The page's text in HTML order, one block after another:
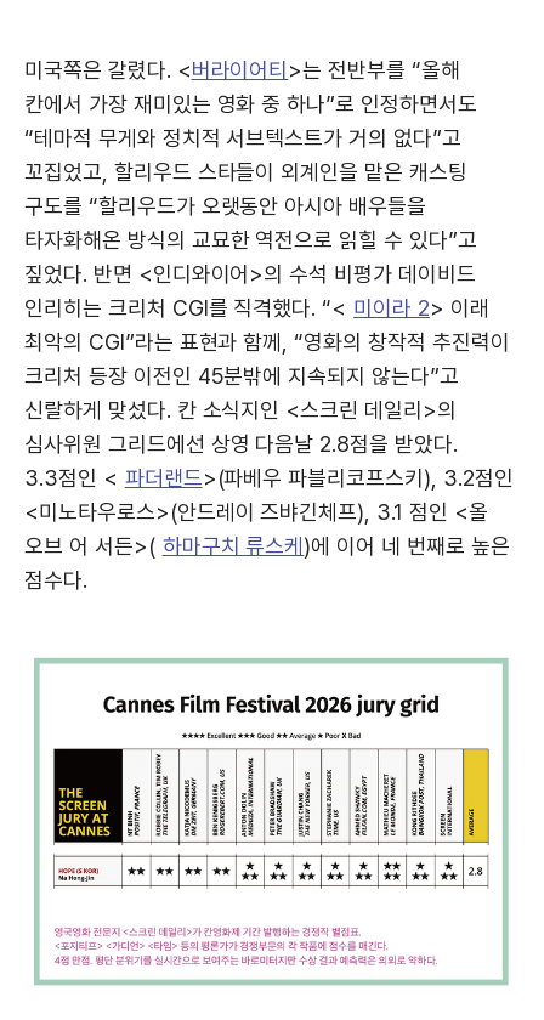
미국쪽은 갈렸다. <버라이어티 >는 전반부를 “올해
칸에서 가장 재미있는 영화 중 하나”로 인정하면서도
“테마적 무게와 정치적 서브텍스트가 거의 없다”고
꼬집었고, 할리우드 스타들이 외계인을 맡은 캐스팅
구도를 “할리우드가 오랫동안 아시아 배우들을
타자화해온 방식의 교묘한 역전으로 읽힐 수 있다”고
짚었다. 반면 <인디와이어>의 수석 비평가 데이비드
인리히는 크리처 CGI를 직격했다. “< 미이라 2> 이래
최악의 CGI”라는 표현과 함께, “영화의 창작적 추진력이
크리처 등장 이전인 45분밖에 지속되지 않는다”고
신랄하게 맞섰다. 칸 소식지인 <스크린 데일리>의
심사위원 그리드에선 상영 다음날 2.8점을 받았다.
3.3점인 < 파더랜드>(파베우 파블리코프스키), 3.2점인
<미노타우로스>(안드레이 즈뱌긴체프), 3.1 점인 <올
오브 어 서든>( 하마구치 류스케 )에 이어 네 번째로 높은
점수다.